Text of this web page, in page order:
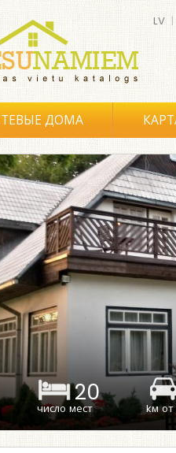
LV |
ДОМА
20
число мест kм от